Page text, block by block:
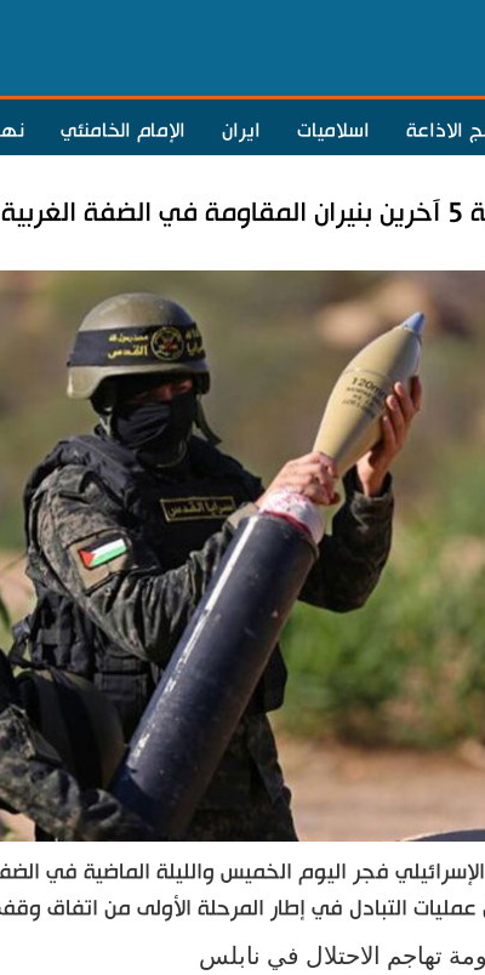
الاذاعة اسلاميات ايران الإمام الخامنئي
فجر اليوم الخميس والليلة الماضية في
التبادل في إطار المرحلة الأولى من اتفاق
تهاجم الاحتلال في نابلس